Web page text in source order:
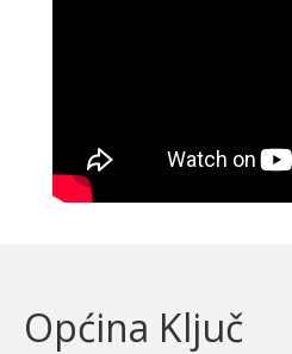
Općina Ključ